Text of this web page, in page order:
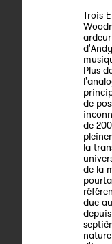
Trois
Plus
de
de
la
de la
due